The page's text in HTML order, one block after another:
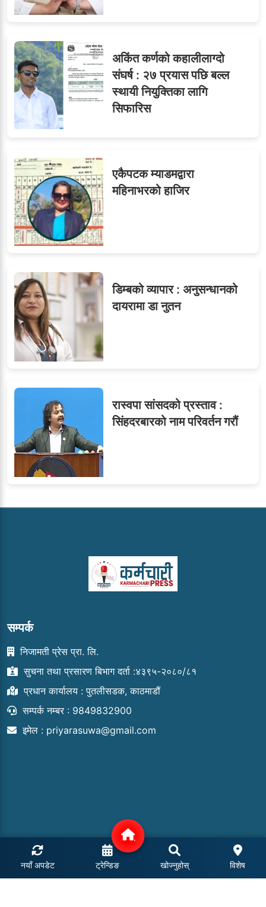
अकिंत कर्णको कहालीलाग्दो
संघर्ष : २७ प्रयास पछि बल्ल
स्थायी नियुक्तिका लागि
सिफारिस
एकैपटक म्याडमद्वारा
महिनाभरको हाजिर
डिम्बको व्यापार : अनुसन्धानको
दायरामा डा नुतन
रास्वपा सांसदको प्रस्ताव :
सिंहदरबारको नाम परिवर्तन गरौं
सम्पर्क
निजामती प्रेस प्रा. लि.
सुचना तथा प्रसारण बिभाग दर्ता :४३९५-२०८०/८१
प्रधान कार्यालय : पुतलीसडक, काठमाडौं
सम्पर्क नम्बर : 9849832900
इमेल : priyarasuwa@gmail.com
नयाँ अपडेट ट्रेन्डिङ खोज्नुहोस् विशेष